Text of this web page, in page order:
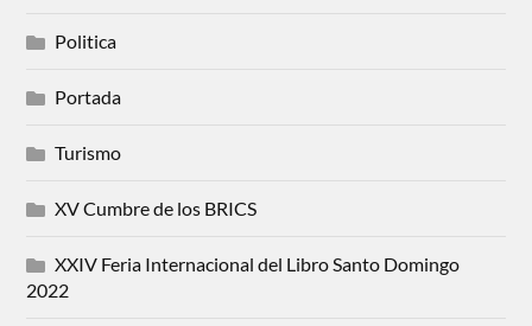
Politica
Portada
Turismo
XV Cumbre de los BRICS
XXIV Feria Internacional del Libro Santo Domingo
2022